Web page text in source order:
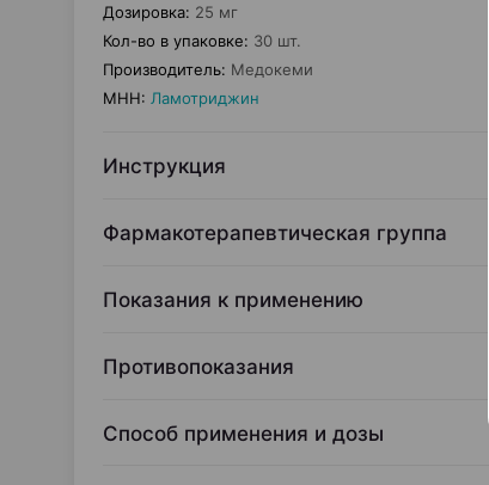
Дозировка: 25 мг
Кол-во в упаковке: 30 шт.
Производитель: Медокеми
МНН: Ламотриджин
Инструкция
Фармакотерапевтическая группа
Показания к применению
Противопоказания
Способ применения и дозы